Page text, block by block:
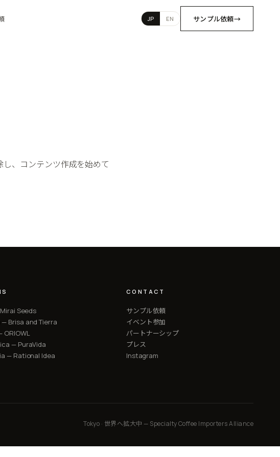
JP EN サンプル依頼→
、コンテンツ作成を始めて
Seeds
— Brisa and Tierra
— PuraVida
— Rational Idea
CONTACT
サンプル依頼
イベント参加
パートナーシップ
プレス
Instagram
Tokyo · 世界へ拡大中 — Specialty Coffee Importers Alliance